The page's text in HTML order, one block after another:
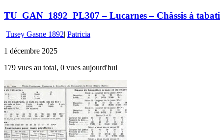
TU_GAN_1892_PL307 – Lucarnes – Châssis à
Tusey Gasne 1892| Patricia
1 décembre 2025
179 vues au total, 0 vues aujourd'hui